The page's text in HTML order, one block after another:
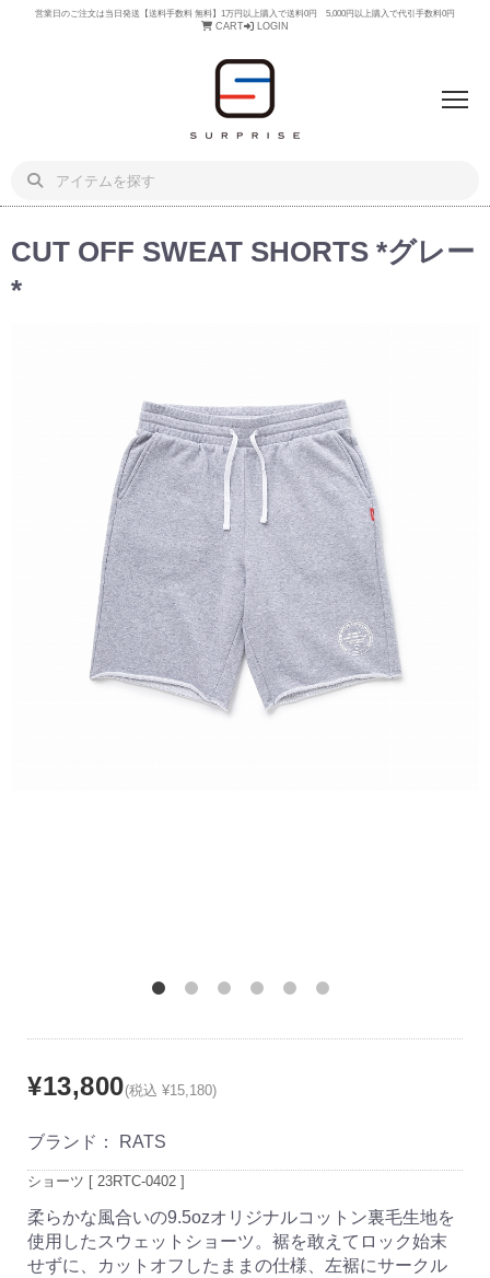
営業日のご注文は当日発送【送料手数料 無料】1万円以上購入で送料0円 5,000円以上購入で代引手数料0円
CART LOGIN
CUT OFF SWEAT SHORTS *グレー
*
¥13,800(税込 ¥15,180)
ブランド： RATS
ショーツ [ 23RTC-0402 ]
柔らかな風合いの9.5ozオリジナルコットン裏毛生地を
使用したスウェットショーツ。裾を敢えてロック始末
せずに、カットオフしたままの仕様、左裾にサークル